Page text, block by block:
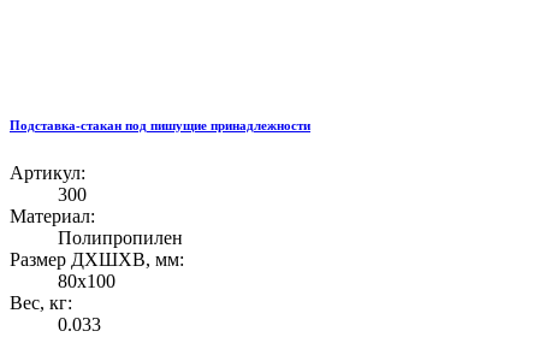
Подставка-стакан под пишущие принадлежности
Артикул:
300
Материал:
Полипропилен
Размер ДХШХВ, мм:
80х100
Вес, кг:
0.033